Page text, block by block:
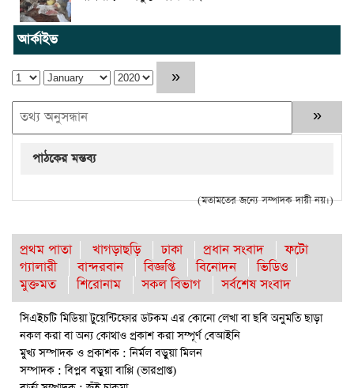
আর্কাইভ
পাঠকের মন্তব্য
(মতামতের জন্যে সম্পাদক দায়ী নয়।)
প্রথম পাতা খাগড়াছড়ি ঢাকা প্রধান সংবাদ
ফটো
গ্যালারী
বান্দরবান বিজ্ঞপ্তি বিনোদন
ভিডিও
মুক্তমত
শিরোনাম সকল বিভাগ সর্বশেষ সংবাদ
সিএইচটি মিডিয়া টুয়েন্টিফোর ডটকম এর কোনো লেখা বা ছবি অনুমতি ছাড়া
নকল করা বা অন্য কোথাও প্রকাশ করা সম্পূর্ণ বেআইনি
মুখ্য সম্পাদক ও প্রকাশক : নির্মল বড়ুয়া মিলন
সম্পাদক : বিপ্লব বড়ুয়া বাপ্পি (ভারপ্রাপ্ত)